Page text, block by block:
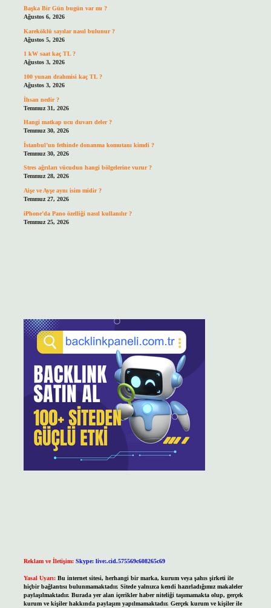
Başka Bir Gün bugün var mı ?
Ağustos 6, 2026
Kareköklü sayılar nasıl bulunur ?
Ağustos 5, 2026
1 kW saat kaç TL ?
Ağustos 3, 2026
100 yunan drahmisi kaç TL ?
Ağustos 3, 2026
İhsan nedir ?
Temmuz 31, 2026
Hangi matkap ucu duvarı deler ?
Temmuz 30, 2026
İstanbul’un fethinde donanma komutanı kimdi ?
Temmuz 30, 2026
Stres ağrıları vücudun hangi bölgelerine vurur ?
Temmuz 28, 2026
Aişe ve Ayşe aynı isim midir ?
Temmuz 27, 2026
iPhone’da Pano özelliği nasıl kullanılır ?
Temmuz 25, 2026
Reklam ve İletişim: Skype: live:.cid.575569c608265c69
Yasal Uyarı: Bu internet sitesi, herhangi bir marka, kurum veya şahıs şirketi ile
hiçbir bağlantısı bulunmamaktadır. Sitede yalnızca kendi hazırladığımız makaleler
paylaşılmaktadır. Burada yer alan içerikler haber niteliği taşımamakta olup, gerçek
kurum ve kişiler hakkında paylaşım yapılmamaktadır. Gerçek kurum ve kişiler ile